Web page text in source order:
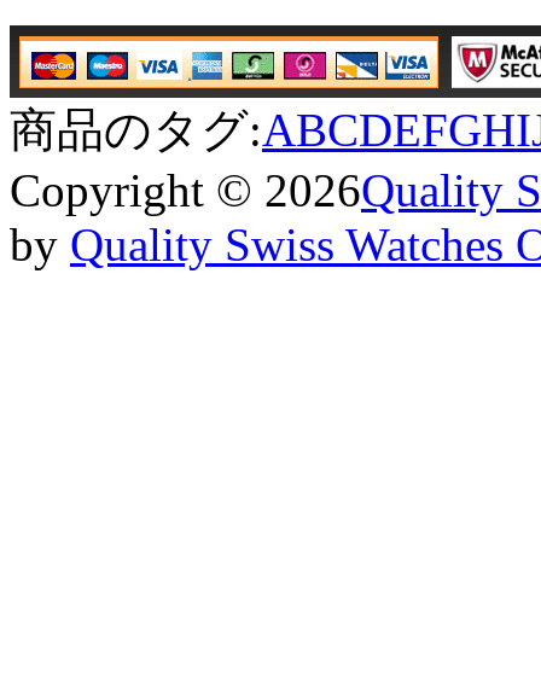
商品のタグ:ABCDEFGHI
Copyright © 2026Quality
by Quality Swiss Watches